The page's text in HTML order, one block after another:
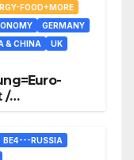
FOOD+MORE
GERMANY
& CHINA
UK
/
BE4---RUSSIA